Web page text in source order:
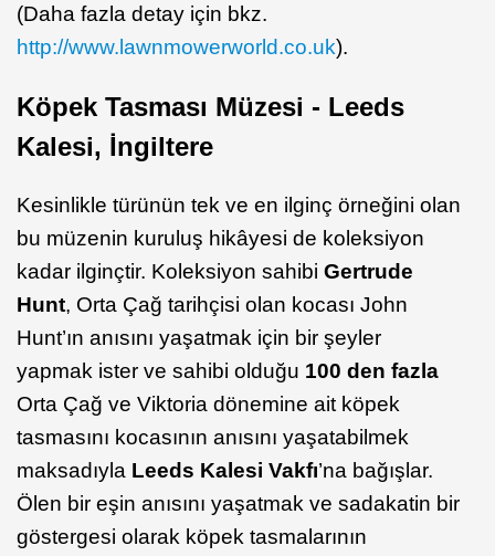
(Daha fazla detay için bkz.
http://www.lawnmowerworld.co.uk).
Köpek Tasması Müzesi - Leeds
Kalesi, İngiltere
Kesinlikle türünün tek ve en ilginç örneğini olan
bu müzenin kuruluş hikâyesi de koleksiyon
kadar ilginçtir. Koleksiyon sahibi Gertrude
Hunt, Orta Çağ tarihçisi olan kocası John
Hunt’ın anısını yaşatmak için bir şeyler
yapmak ister ve sahibi olduğu 100 den fazla
Orta Çağ ve Viktoria dönemine ait köpek
tasmasını kocasının anısını yaşatabilmek
maksadıyla Leeds Kalesi Vakfı’na bağışlar.
Ölen bir eşin anısını yaşatmak ve sadakatin bir
göstergesi olarak köpek tasmalarının